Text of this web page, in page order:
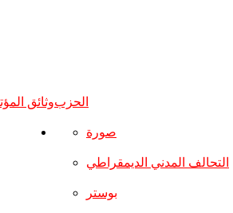
الحزبوثائق
صورة
التحالف المدني الديمقراطي
بوستر